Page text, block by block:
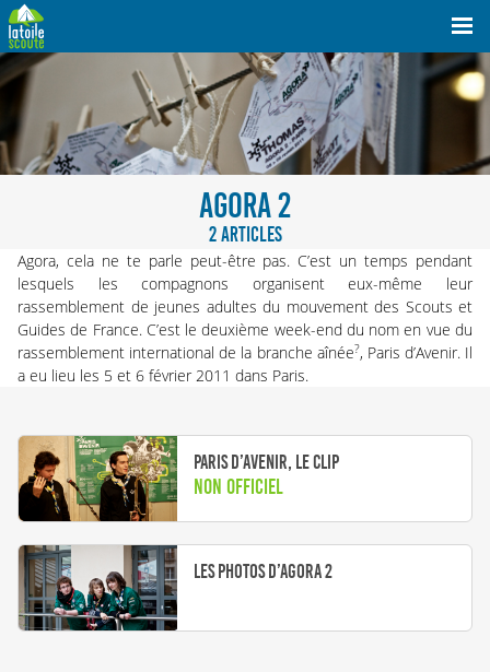
AGORA 2
2 ARTICLES
Agora, cela ne te parle peut-être pas. C’est un temps pendant
lesquels les compagnons organisent eux-même leur
rassemblement de jeunes adultes du mouvement des Scouts et
Guides de France. C’est le deuxième week-end du nom en vue du
rassemblement international de la branche aînée?, Paris d’Avenir. Il
a eu lieu les 5 et 6 février 2011 dans Paris.
Paris d’avenir, le clip
Non officiel
Les photos d’Agora 2